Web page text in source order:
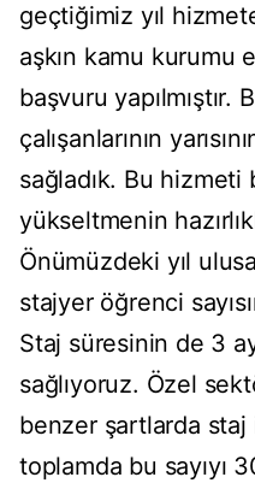
geçtiğimiz yıl
aşkın kamu kurumu
başvuru yapılmıştır.
çalışanlarının
sağladık. Bu
yükseltmenin
Önümüzdeki yıl
stajyer öğrenci
Staj süresinin de 3
sağlıyoruz. Özel
benzer şartlarda staj
toplamda bu sayıyı